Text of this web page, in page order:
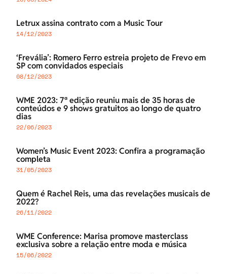
Letrux assina contrato com a Music Tour
14/12/2023
‘Frevália’: Romero Ferro estreia projeto de Frevo em
SP com convidados especiais
08/12/2023
WME 2023: 7ª edição reuniu mais de 35 horas de
conteúdos e 9 shows gratuitos ao longo de quatro
dias
22/06/2023
Women’s Music Event 2023: Confira a programação
completa
31/05/2023
Quem é Rachel Reis, uma das revelações musicais de
2022?
26/11/2022
WME Conference: Marisa promove masterclass
exclusiva sobre a relação entre moda e música
15/06/2022